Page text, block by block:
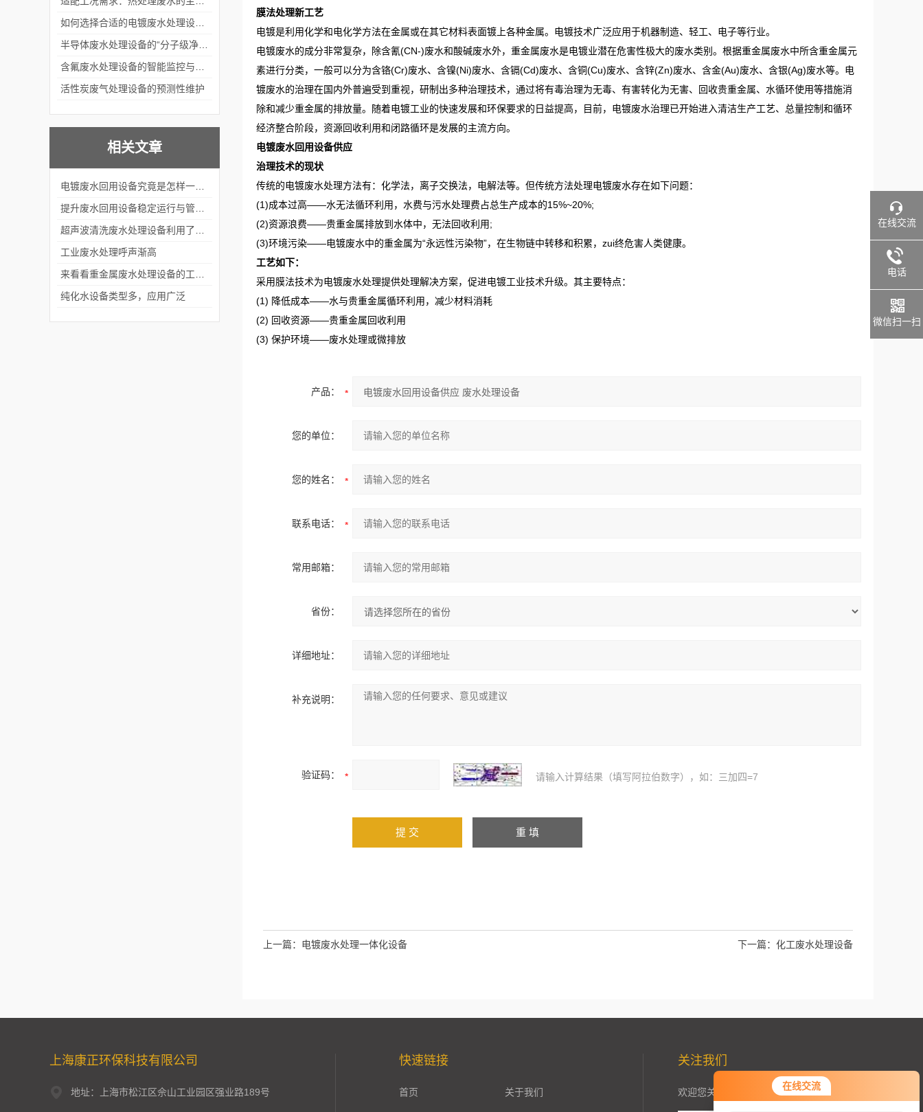
在线交流
活性炭废气处理设备的预测性维护
相关文章
工业废水处理呼声渐高
纯化水设备类型多，应用广泛
膜法处理新工艺
电镀是利用化学和电化学方法在金属或在其它材料表面镀上各种金属。电镀技术广泛应用于机器制造、轻工、电子等行业。
电镀废水的成分非常复杂，除含氰(CN-)废水和酸碱废水外，重金属废水是电镀业潜在危害性极大的废水类别。根据重金属废水中所含重金属元
素进行分类，一般可以分为含铬(Cr)废水、含镍(Ni)废水、含镉(Cd)废水、含铜(Cu)废水、含锌(Zn)废水、含金(Au)废水、含银(Ag)废水等。电
镀废水的治理在国内外普遍受到重视，研制出多种治理技术，通过将有毒治理为无毒、有害转化为无害、回收贵重金属、水循环使用等措施消
除和减少重金属的排放量。随着电镀工业的快速发展和环保要求的日益提高，目前，电镀废水治理已开始进入清洁生产工艺、总量控制和循环
经济整合阶段，资源回收利用和闭路循环是发展的主流方向。
电镀废水回用设备供应
治理技术的现状
传统的电镀废水处理方法有：化学法，离子交换法，电解法等。但传统方法处理电镀废水存在如下问题：
(1)成本过高——水无法循环利用，水费与污水处理费占总生产成本的15%~20%;
(2)资源浪费——贵重金属排放到水体中，无法回收利用;
(3)环境污染——电镀废水中的重金属为“永远性污染物”，在生物链中转移和积累，zui终危害人类健康。
工艺如下：
采用膜法技术为电镀废水处理提供处理解决方案，促进电镀工业技术升级。其主要特点：
(1) 降低成本——水与贵重金属循环利用，减少材料消耗
(2) 回收资源——贵重金属回收利用
(3) 保护环境——废水处理或微排放
产品：
您的单位：
您的姓名：
联系电话：
常用邮箱：
省份：
详细地址：
补充说明：
验证码： 请输入计算结果（填写阿拉伯数字），如：三加四=7
上一篇： 电镀废水处理一体化设备 下一篇： 化工废水处理设备
上海康正环保科技有限公司
地址：上海市松江区佘山工业园区强业路189号
快速链接
首页 关于我们
关注我们
欢迎您关注加我微信了解更多信息：
在线交流
电话
微信扫一扫